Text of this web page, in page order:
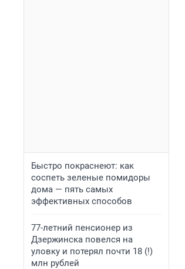
Быстро покраснеют: как
соспеть зеленые помидоры
дома — пять самых
эффективных способов
77-летний пенсионер из
Дзержинска повелся на
уловку и потерял почти 18 (!)
млн рублей